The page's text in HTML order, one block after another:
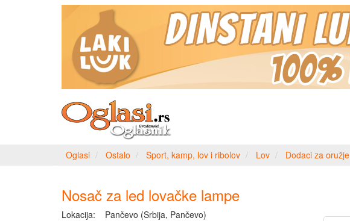
Oglasi Ostalo Sport, kamp, lov i ribolov Lov Dodaci za oružje
Nosač za led lovačke lampe
Lokacija: Pančevo (Srbija, Pančevo)